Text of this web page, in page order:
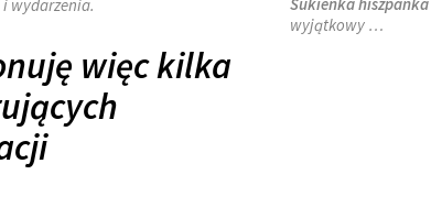
wydarzenia.
więc kilka
wyjątkowy …